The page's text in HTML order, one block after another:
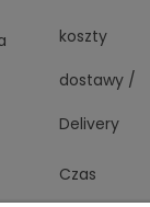
koszty
dostawy /
Delivery
Czas